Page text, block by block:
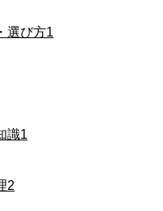
選び方1
識1
2